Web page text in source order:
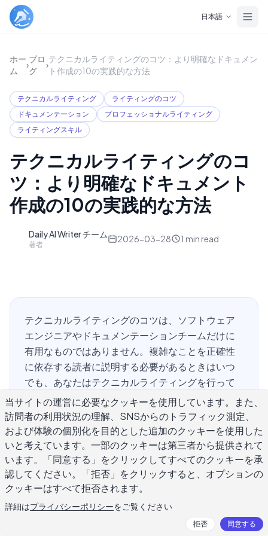
日本語
ホー
ム
›
ブロ
グ
›
テクニカルライティングのコツ：より明確なドキュメン
ト作成の10の実践的な方法
テクニカルライティング
ライティングのコツ
ドキュメンテーション
プロフェッショナルライティング
ライティングスキル
テクニカルライティングのコ
ツ：より明確なドキュメント
作成の10の実践的な方法
Daily AI Writer チーム
著者
2026-03-28 1 min read
テクニカルライティングのコツは、ソフトウェア
エンジニアやドキュメンテーションチームだけに
有用なものではありません。複雑なことを正確性
に依存する読者に説明する必要があるときはいつ
でも、あなたはテクニカルライティングを行って
います。このガイドでは、テクニカルドキュメン
トをより明確で、より実用的で、より理解しやす
くする実践的なテクニックをカバーしています。
API ドキュメント、内部レポート、標準的な運用手
順、または製品ガイドを作成する場合、同じコア
原則が適用されます：精度、構造、および読者認
識です。これらのテクニカルライティングのコツ
を一貫して適用すれば、あなたのドキュメンテー
ションは質問が生じる前に答えを提供します。
当サイトの運営に必要なクッキーを使用しています。また、
訪問者の利用状況の理解、SNSからのトラフィック測定、
および体験の個別化を目的とした追加のクッキーを使用した
いと考えています。一部のクッキーは第三者から提供されて
います。「同意する」をクリックしてすべてのクッキーを承
認してください。「拒否」をクリックすると、オプションの
クッキーはすべて拒否されます。
詳細はプライバシーポリシーをご覧ください
拒否 同意する